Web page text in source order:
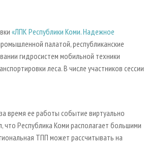
«ЛПК Республики Коми. Надежное
палатой, республиканские
гидросистем мобильной техники
леса. В числе участников сессии
время ее работы событие виртуально
Республика Коми располагает большими
ТПП может рассчитывать на